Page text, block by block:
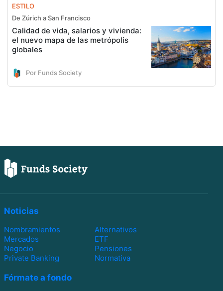
ESTILO
De Zúrich a San Francisco
Calidad de vida, salarios y vivienda:
el nuevo mapa de las metrópolis
globales
Por Funds Society
Noticias
Nombramientos
Alternativos
Mercados
ETF
Negocio
Pensiones
Private Banking
Normativa
Fórmate a fondo